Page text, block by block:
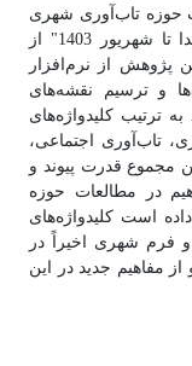
حوزه تاب‌آوری شهری
است که با در نظرگیری بازه زمانی "از ابتدا تا شهریور 1403" از
پژوهش از نرم‌افزار
و ترسیم نقشه‌های
ترتیب کلیدواژه‌های
تاب‌آوری اجتماعی،
مجموع قدرت پیوند و
در مطالعات حوزه
است کلیدواژه‌های
و فرم شهری اخیراً در
مفاهیم جدید در این